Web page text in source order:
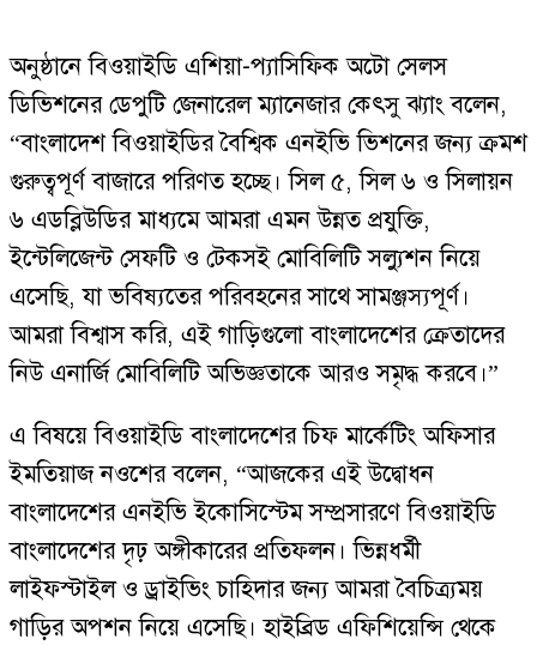
অনুষ্ঠানে বিওয়াইডি এশিয়া-প্যাসিফিক অটো সেলস
ডিভিশনের ডেপুটি জেনারেল ম্যানেজার কেৎসু ঝ্যাং বলেন,
“বাংলাদেশ বিওয়াইডির বৈশ্বিক এনইভি ভিশনের জন্য ক্রমশ
গুরুত্বপূর্ণ বাজারে পরিণত হচ্ছে। সিল ৫, সিল ৬ ও সিলায়ন
৬ এডব্লিউডির মাধ্যমে আমরা এমন উন্নত প্রযুক্তি,
ইন্টেলিজেন্ট সেফটি ও টেকসই মোবিলিটি সল্যুশন নিয়ে
এসেছি, যা ভবিষ্যতের পরিবহনের সাথে সামঞ্জস্যপূর্ণ।
আমরা বিশ্বাস করি, এই গাড়িগুলো বাংলাদেশের ক্রেতাদের
নিউ এনার্জি মোবিলিটি অভিজ্ঞতাকে আরও সমৃদ্ধ করবে।”
এ বিষয়ে বিওয়াইডি বাংলাদেশের চিফ মার্কেটিং অফিসার
ইমতিয়াজ নওশের বলেন, “আজকের এই উদ্বোধন
বাংলাদেশের এনইভি ইকোসিস্টেম সম্প্রসারণে বিওয়াইডি
বাংলাদেশের দৃঢ় অঙ্গীকারের প্রতিফলন। ভিন্নধর্মী
লাইফস্টাইল ও ড্রাইভিং চাহিদার জন্য আমরা বৈচিত্র্যময়
গাড়ির অপশন নিয়ে এসেছি। হাইব্রিড এফিশিয়েন্সি থেকে